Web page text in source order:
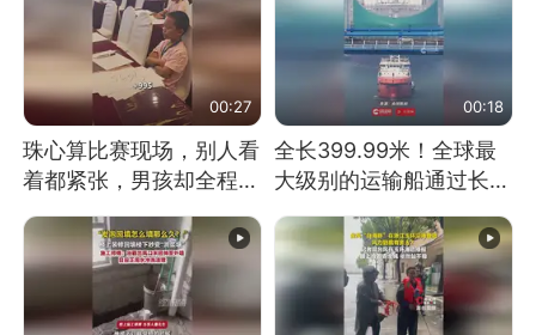
00:27
珠心算比赛现场，别人看
着都紧张，男孩却全程气
拿下冠军。网友：这淡定
的样子，一看就是有实
力！（人民日报）
00:18
全长399.99米！全球最
大级别的运输船通过长江